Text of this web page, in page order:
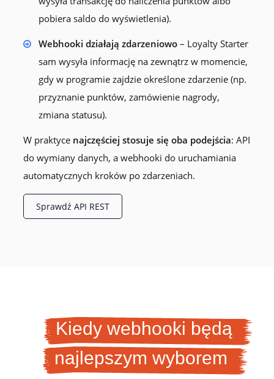
pobiera saldo do wyświetlenia).
Webhooki działają zdarzeniowo– Loyalty Starter
sam wysyła informację na zewnątrz w momencie,
gdy w programie zajdzie określone zdarzenie (np.
przyznanie punktów, zamówienie nagrody,
zmiana statusu).
W praktyce najczęściej stosuje się oba podejścia: API
do wymiany danych, a webhooki do uruchamiania
automatycznych kroków po zdarzeniach.
Sprawdź API REST
Kiedy webhooki będą
najlepszym wyborem